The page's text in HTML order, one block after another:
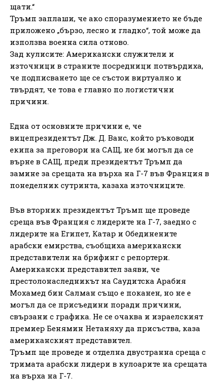
щати.“
Тръмп заплаши, че ако споразумението не бъде
приложено „бързо, лесно и гладко“, той може да
използва военна сила отново.
Зад кулисите: Американски служители и
източници в страните посредници потвърдиха,
че подписването ще се състои виртуално и
твърдят, че това е главно по логистични
причини.
Една от основните причини е, че
вицепрезидентът Дж. Д. Ванс, който ръководи
екипа за преговори на САЩ, не би могъл да се
върне в САЩ, преди президентът Тръмп да
замине за срещата на върха на Г-7 във Франция в
понеделник сутринта, казаха източниците.
Във вторник президентът Тръмп ще проведе
среща във Франция с лидерите на Г-7, заедно с
лидерите на Египет, Катар и Обединените
арабски емирства, съобщиха американски
представители на брифинг с репортери.
Американски представител заяви, че
престолонаследникът на Саудитска Арабия
Мохамед бин Салман също е поканен, но не е
могъл да се присъедини поради причини,
свързани с графика. Не се очаква и израелският
премиер Бенямин Нетаняху да присъства, каза
американският представител.
Тръмп ще проведе и отделна двустранна среща с
тримата арабски лидери в кулоарите на срещата
на върха на Г-7.